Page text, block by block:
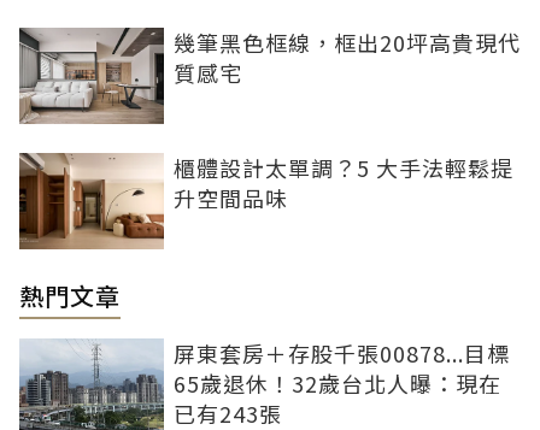
幾筆黑色框線，框出20坪高貴現代
質感宅
櫃體設計太單調？5 大手法輕鬆提
升空間品味
熱門文章
屏東套房＋存股千張00878...目標
65歲退休！32歲台北人曝：現在
已有243張